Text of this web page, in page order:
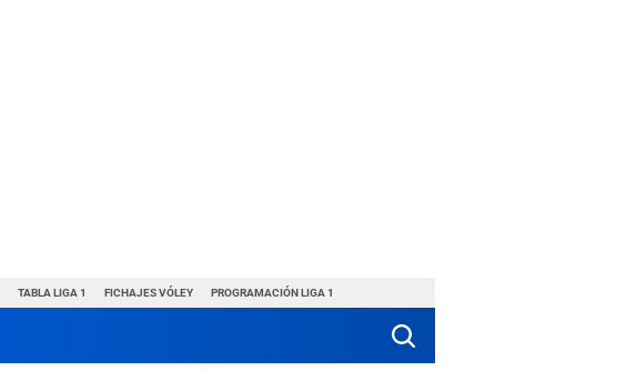
TABLA LIGA 1 FICHAJES VÓLEY PROGRAMACIÓN LIGA 1